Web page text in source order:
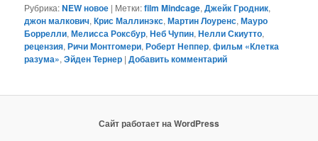
Рубрика:NEW новое | Метки:film Mindcage,Джейк Гродник,
джон малкович,Крис Маллинэкс,Мартин Лоуренс,Мауро
Боррелли,Мелисса Роксбур,Неб Чупин,Нелли Скиутто,
рецензия,Ричи Монтгомери,Роберт Неппер,фильм «Клетка
разума»,Эйден Тернер |Добавить комментарий
Сайт работает на WordPress